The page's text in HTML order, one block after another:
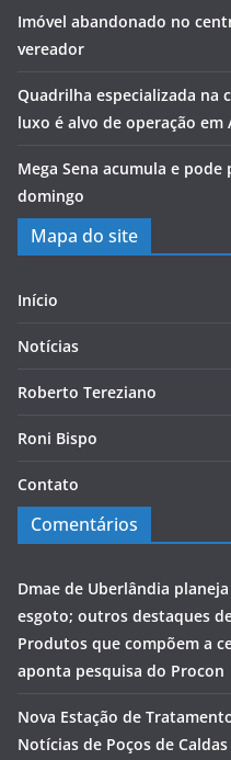
Imóvel abandonado no
vereador
Quadrilha especializada na
luxo é alvo de operação em
Mega Sena acumula e
domingo
Mapa do site
Início
Notícias
Roberto Tereziano
Roni Bispo
Contato
Comentários
Dmae de Uberlândia
esgoto; outros destaques
Produtos que compõem a
aponta pesquisa do Procon
Nova Estação de
Notícias de Poços de